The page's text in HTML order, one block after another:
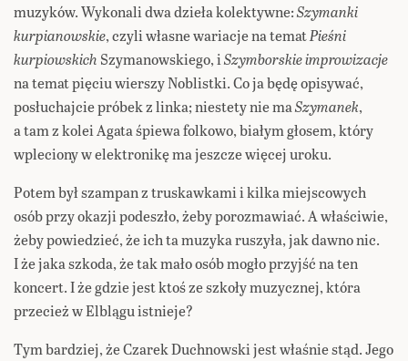
muzyków. Wykonali dwa dzieła kolektywne:Szymanki
kurpianowskie, czyli własne wariacje na tematPieśni
kurpiowskich Szymanowskiego, iSzymborskie improwizacje
na temat pięciu wierszy Noblistki. Co ja będę opisywać,
posłuchajcie próbek z linka; niestety nie maSzymanek,
a tam z kolei Agata śpiewa folkowo, białym głosem, który
wpleciony w elektronikę ma jeszcze więcej uroku.
Potem był szampan z truskawkami i kilka miejscowych
osób przy okazji podeszło, żeby porozmawiać. A właściwie,
żeby powiedzieć, że ich ta muzyka ruszyła, jak dawno nic.
I że jaka szkoda, że tak mało osób mogło przyjść na ten
koncert. I że gdzie jest ktoś ze szkoły muzycznej, która
przecież w Elblągu istnieje?
Tym bardziej, że Czarek Duchnowski jest właśnie stąd. Jego